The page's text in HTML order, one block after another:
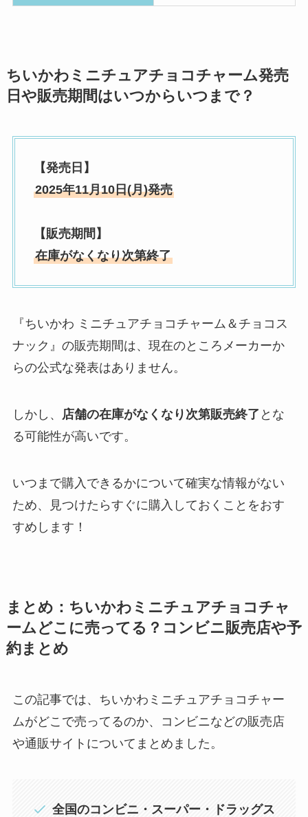
ちいかわミニチュアチョコチャーム発売
日や販売期間はいつからいつまで？
【発売日】
2025年11月10日(月)発売
【販売期間】
在庫がなくなり次第終了
『ちいかわ ミニチュアチョコチャーム＆チョコス
ナック』の販売期間は、現在のところメーカーか
らの公式な発表はありません。
しかし、 店舗の在庫がなくなり次第販売終了 とな
る可能性が高いです。
いつまで購入できるかについて確実な情報がない
ため、見つけたらすぐに購入しておくことをおす
すめします！
まとめ：ちいかわミニチュアチョコチャ
ームどこに売ってる？コンビニ販売店や予
約まとめ
この記事では、ちいかわミニチュアチョコチャー
ムがどこで売ってるのか、コンビニなどの販売店
や通販サイトについてまとめました。
全国のコンビニ・スーパー・ドラッグス